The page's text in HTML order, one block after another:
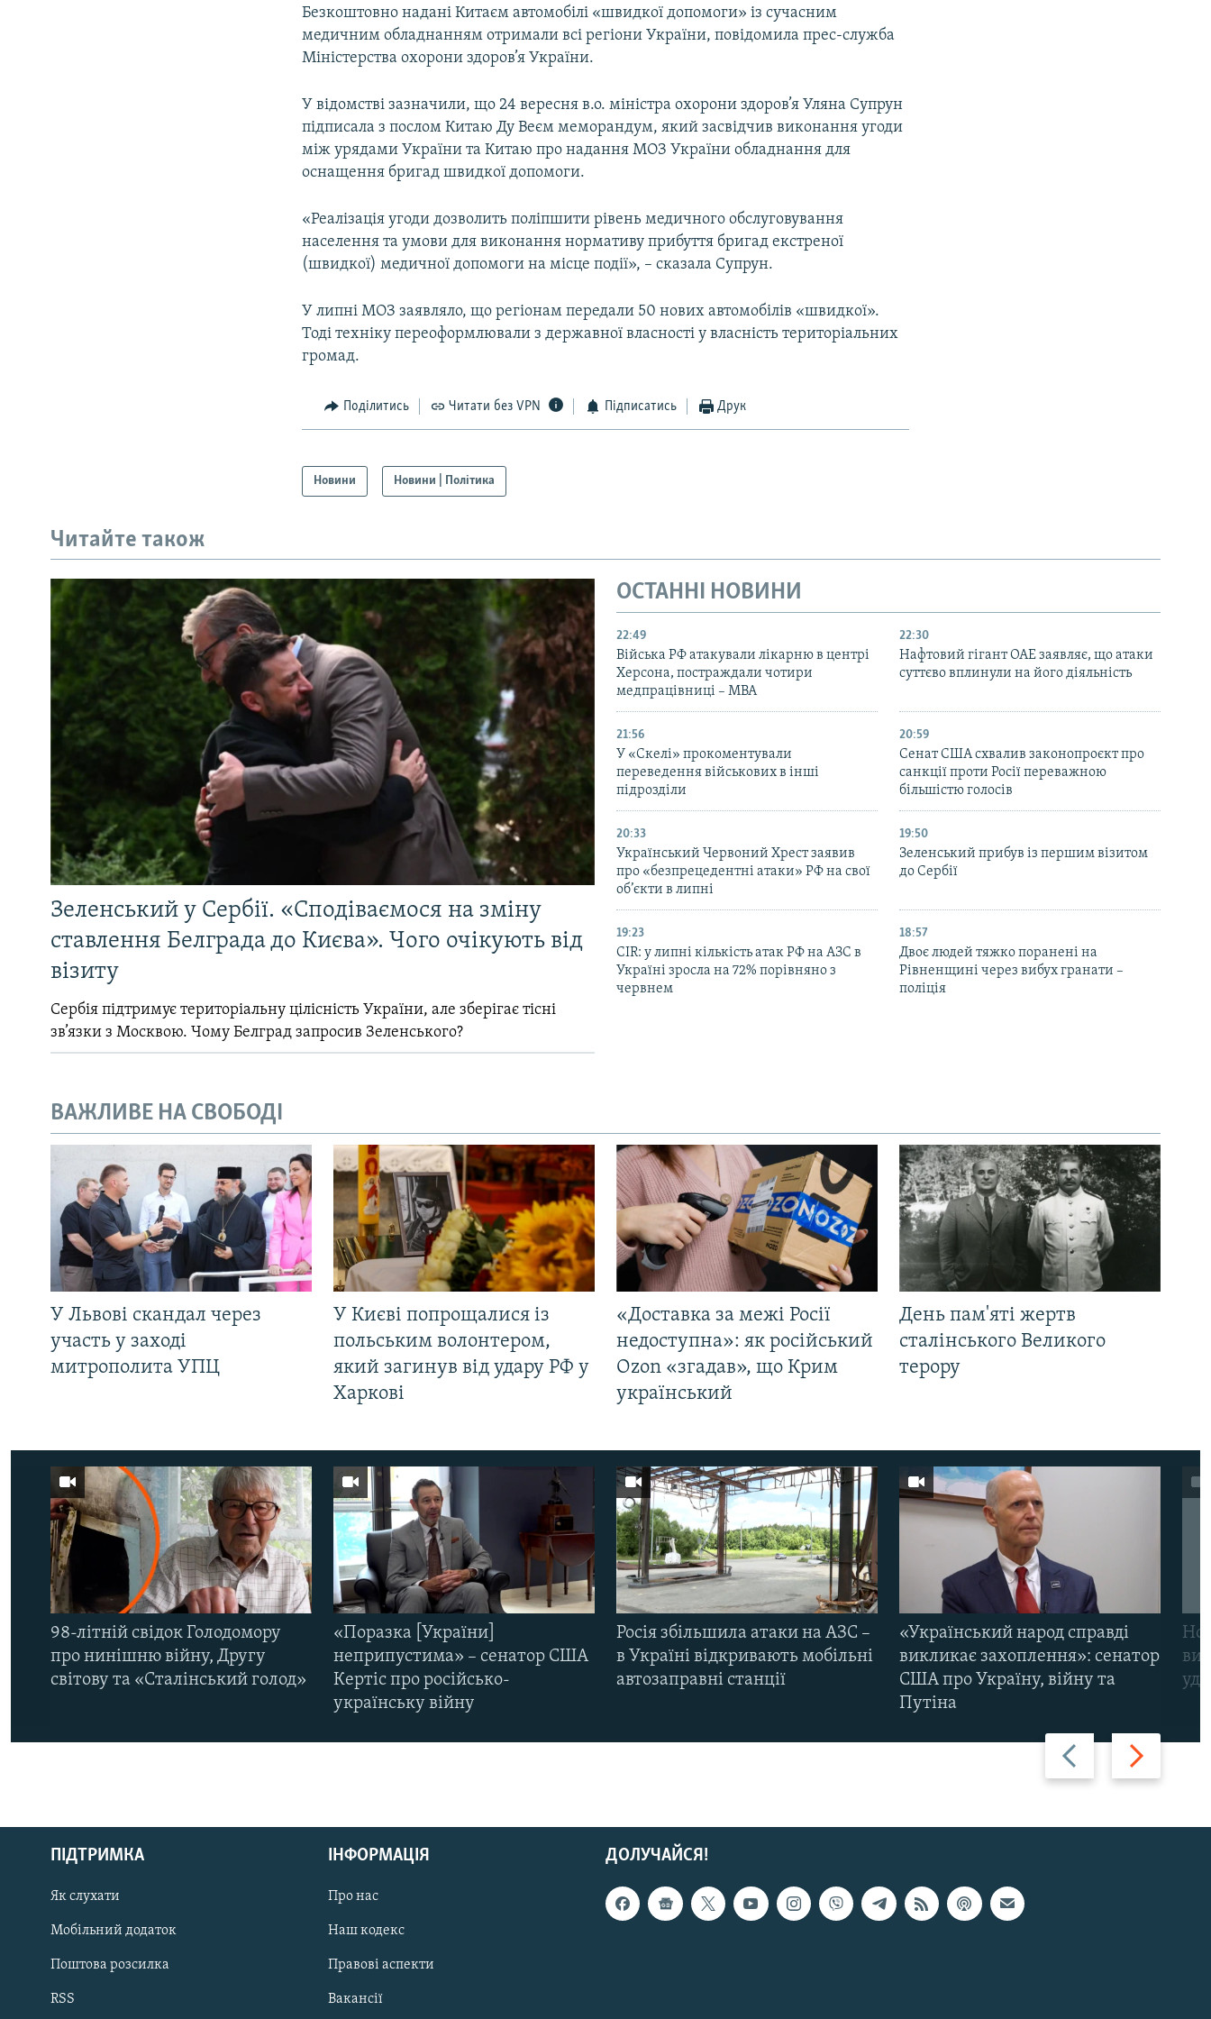
РУС
ДОЛУЧАЙСЯ!
Безкоштовно надані Китаєм автомобілі «швидкої допомоги» із сучасним
медичним обладнанням отримали всі регіони України, повідомила прес-служба
Міністерства охорони здоров’я України.
У відомстві зазначили, що 24 вересня в.о. міністра охорони здоров’я Уляна Супрун
підписала з послом Китаю Ду Веєм меморандум, який засвідчив виконання угоди
між урядами України та Китаю про надання МОЗ України обладнання для
оснащення бригад швидкої допомоги.
«Реалізація угоди дозволить поліпшити рівень медичного обслуговування
населення та умови для виконання нормативу прибуття бригад екстреної
(швидкої) медичної допомоги на місце події», – сказала Супрун.
У липні МОЗ заявляло, що регіонам передали 50 нових автомобілів «швидкої».
Тоді техніку переоформлювали з державної власності у власність територіальних
громад.
Поділитись Читати без VPN Підписатись Друк
Новини Новини | Політика
Читайте також
Зеленський у Сербії. «Сподіваємося на зміну
ставлення Белграда до Києва». Чого очікують від
візиту
Сербія підтримує територіальну цілісність України, але зберігає тісні
зв’язки з Москвою. Чому Белград запросив Зеленського?
ОСТАННІ НОВИНИ
22:49
Війська РФ атакували лікарню в центрі
Херсона, постраждали чотири
медпрацівниці – МВА
22:30
Нафтовий гігант ОАЕ заявляє, що атаки
суттєво вплинули на його діяльність
21:56
У «Скелі» прокоментували
переведення військових в інші
підрозділи
20:59
Cенат США схвалив законопроєкт про
санкції проти Росії переважною
більшістю голосів
20:33
Український Червоний Хрест заявив
про «безпрецедентні атаки» РФ на свої
об’єкти в липні
19:50
Зеленський прибув із першим візитом
до Сербії
19:23
CIR: у липні кількість атак РФ на АЗС в
Україні зросла на 72% порівняно з
червнем
18:57
Двоє людей тяжко поранені на
Рівненщині через вибух гранати –
поліція
ВАЖЛИВЕ НА СВОБОДІ
У Львові скандал через
участь у заході
митрополита УПЦ
У Києві попрощалися із
польським волонтером,
який загинув від удару РФ у
Харкові
«Доставка за межі Росії
недоступна»: як російський
Ozon «згадав», що Крим
український
День пам'яті жертв
сталінського Великого
терору
Назад Вперед
98-літній свідок Голодомору
про нинішню війну, Другу
світову та «Сталінський голод»
«Поразка [України]
неприпустима» – сенатор США
Кертіс про російсько-
українську війну
Росія збільшила атаки на АЗС –
в Україні відкривають мобільні
автозаправні станції
«Український народ справді
викликає захоплення»: сенатор
США про Україну, війну та
Путіна
ДОЛУЧАЙСЯ!
ПІДТРИМКА
Як слухати
Мобільний додаток
Поштова розсилка
RSS
ІНФОРМАЦІЯ
Про нас
Наш кодекс
Правові аспекти
Вакансії